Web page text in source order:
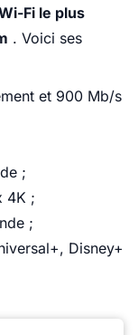
Fi le plus
. Voici ses
et 900 Mb/s
;
4K ;
;
Disney+